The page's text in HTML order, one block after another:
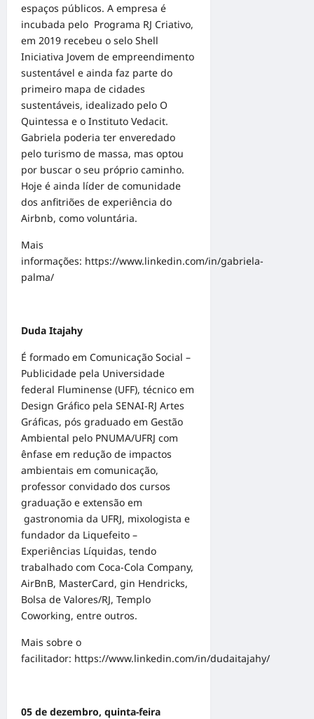
espaços públicos. A empresa é
incubada pelo Programa RJ Criativo,
em 2019 recebeu o selo Shell
Iniciativa Jovem de empreendimento
sustentável e ainda faz parte do
primeiro mapa de cidades
sustentáveis, idealizado pelo O
Quintessa e o Instituto Vedacit.
Gabriela poderia ter enveredado
pelo turismo de massa, mas optou
por buscar o seu próprio caminho.
Hoje é ainda líder de comunidade
dos anfitriões de experiência do
Airbnb, como voluntária.
Mais
informações: https://www.linkedin.com/in/gabriela-
palma/
Duda Itajahy
É formado em Comunicação Social –
Publicidade pela Universidade
federal Fluminense (UFF), técnico em
Design Gráfico pela SENAI-RJ Artes
Gráficas, pós graduado em Gestão
Ambiental pelo PNUMA/UFRJ com
ênfase em redução de impactos
ambientais em comunicação,
professor convidado dos cursos
graduação e extensão em
gastronomia da UFRJ, mixologista e
fundador da Liquefeito –
Experiências Líquidas, tendo
trabalhado com Coca-Cola Company,
AirBnB, MasterCard, gin Hendricks,
Bolsa de Valores/RJ, Templo
Coworking, entre outros.
Mais sobre o
facilitador: https://www.linkedin.com/in/dudaitajahy/
05 de dezembro, quinta-feira